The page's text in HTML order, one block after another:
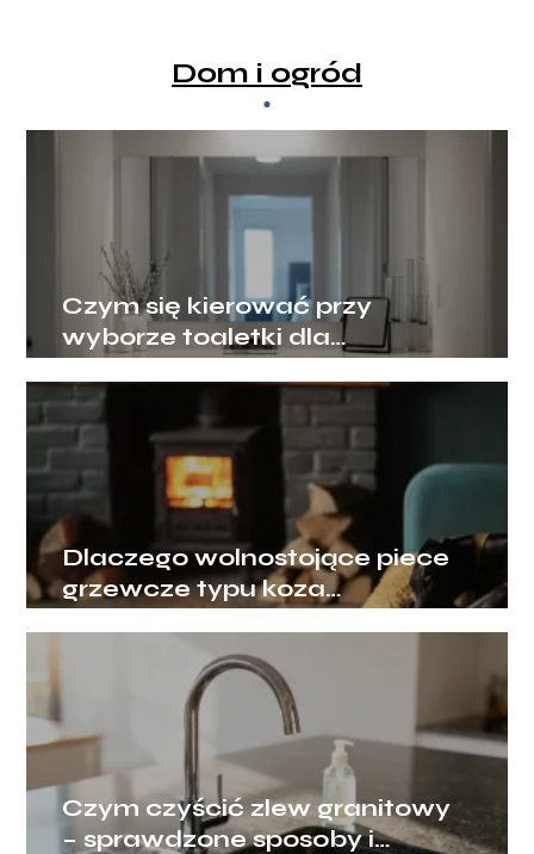
Dom i ogród
Czym się kierować przy
wyborze toaletki dla
dziewczyny, by mebel rósł
razem z jej potrzebami?
Dlaczego wolnostojące piece
grzewcze typu koza
Czym czyścić zlew granitowy
– sprawdzone sposoby i